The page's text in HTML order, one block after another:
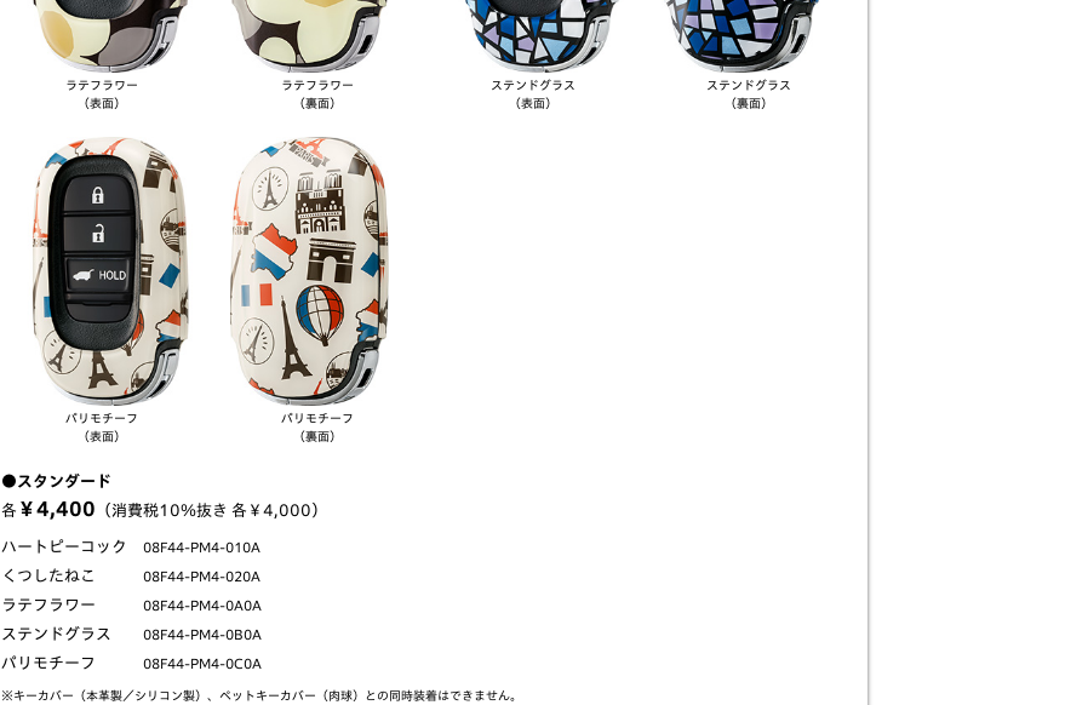
ラテフラワー
（表面）
ラテフラワー
（裏面）
ステンド グラス
（表面）
ステンド グラス
（裏面）
パリモチーフ
（表面）
パリモチーフ
（裏面）
●スタンダード
各 ￥4,400 （消費税10％抜き 各￥4,000）
ハートピーコック 08F44-PM4-010A
くつしたねこ 08F44-PM4-020A
ラテフラワー 08F44-PM4-0A0A
ステンドグラス 08F44-PM4-0B0A
パリモチーフ 08F44-PM4-0C0A
※キーカバー（本革製／シリコン製）、ペットキーカバー（肉球）との同時装着はできません。